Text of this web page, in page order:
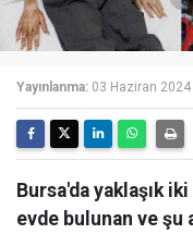
Yayınlanma: 03 Haziran
Bursa'da yaklaşık
evde bulunan ve şu